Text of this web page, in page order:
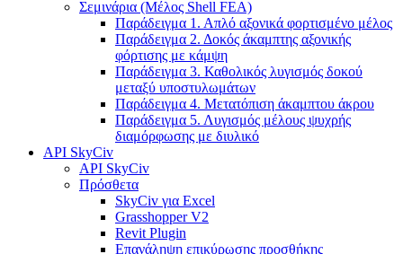
Σεμινάρια (Μέλος Shell FEA)
Παράδειγμα 1. Απλό αξονικά φορτισμένο μέλος
Παράδειγμα 2. Δοκός άκαμπτης αξονικής
φόρτισης με κάμψη
Παράδειγμα 3. Καθολικός λυγισμός δοκού
μεταξύ υποστυλωμάτων
Παράδειγμα 4. Μετατόπιση άκαμπτου άκρου
Παράδειγμα 5. Λυγισμός μέλους ψυχρής
διαμόρφωσης με διυλικό
API SkyCiv
API SkyCiv
Πρόσθετα
SkyCiv για Excel
Grasshopper V2
Revit Plugin
Επανάληψη επικύρωσης προσθήκης